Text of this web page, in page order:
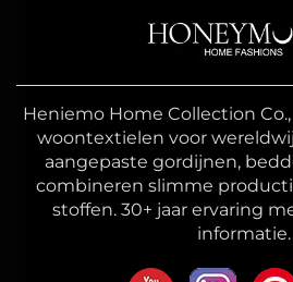
Heniemo Home Collection
woontextielen voor
aangepaste gordijnen,
combineren slimme
stoffen. 30+ jaar ervaring
informatie.